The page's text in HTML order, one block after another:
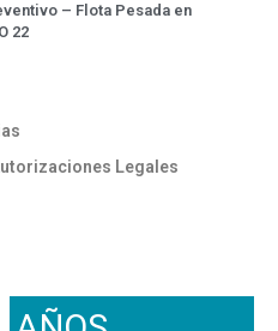
– Flota Pesada en
22
Legales